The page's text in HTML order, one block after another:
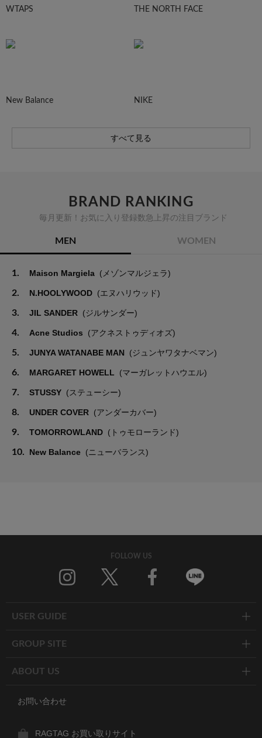
WTAPS THE NORTH FACE
New Balance NIKE
すべて見る
BRAND RANKING
毎月更新！お気に入り登録数急上昇の注目ブランド
MEN WOMEN
1. Maison Margiela (メゾンマルジェラ)
2. N.HOOLYWOOD (エヌハリウッド)
3. JIL SANDER (ジルサンダー)
4. Acne Studios (アクネストゥディオズ)
5. JUNYA WATANABE MAN (ジュンヤワタナベマン)
6. MARGARET HOWELL (マーガレットハウエル)
7. STUSSY (ステューシー)
8. UNDER COVER (アンダーカバー)
9. TOMORROWLAND (トゥモローランド)
10. New Balance (ニューバランス)
FOLLOW US
USER GUIDE
GROUP SITE
ABOUT US
お問い合わせ
RAGTAG お買い取りサイト